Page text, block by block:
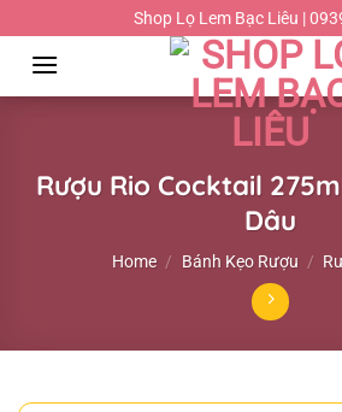
đến
dung
Shop Lọ Lem Bạc Liêu |
Rượu Rio Cocktail
Dâu
Home / Bánh Kẹo Rượu /